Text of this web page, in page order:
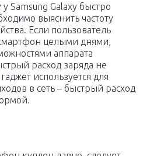
Samsung Galaxy быстро
выяснить частоту
Если пользователь
целыми днями,
аппарата
расход заряда не
используется для
в сеть – быстрый расход